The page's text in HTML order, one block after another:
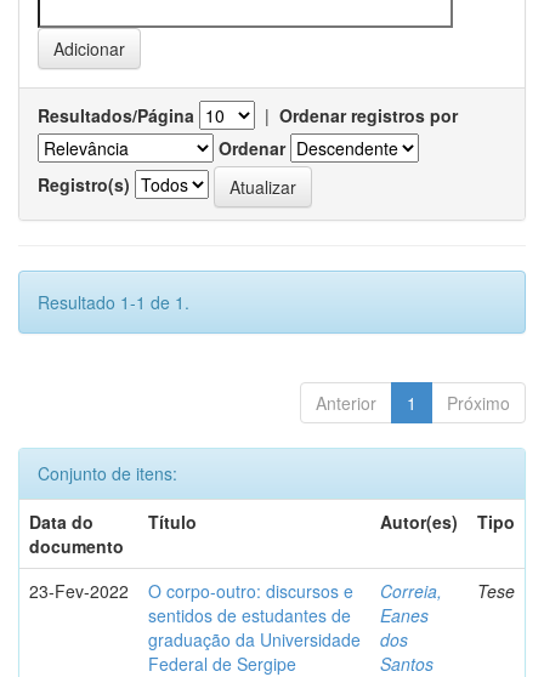
Resultados/Página | Ordenar registros por
Ordenar
Registro(s)
Resultado 1-1 de 1.
Anterior 1 Próximo
Conjunto de itens:
Data do
documento
Título Autor(es) Tipo
23-Fev-2022
O corpo-outro: discursos e
sentidos de estudantes de
graduação da Universidade
Federal de Sergipe
Correia,
Eanes
dos
Santos
Tese